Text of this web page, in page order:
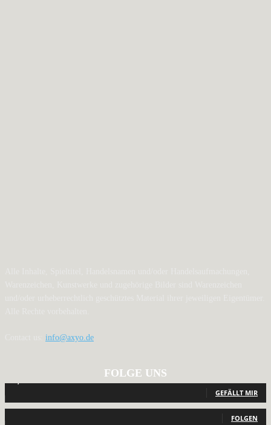
info@axyo.de
FOLGE UNS
GEFÄLLT MIR
440 Follower
FOLGEN